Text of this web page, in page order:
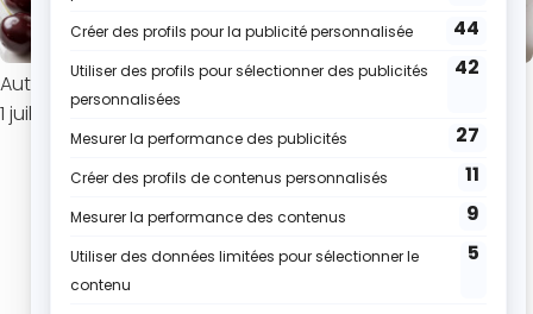
Auteur : Roxane
1 juillet 2026